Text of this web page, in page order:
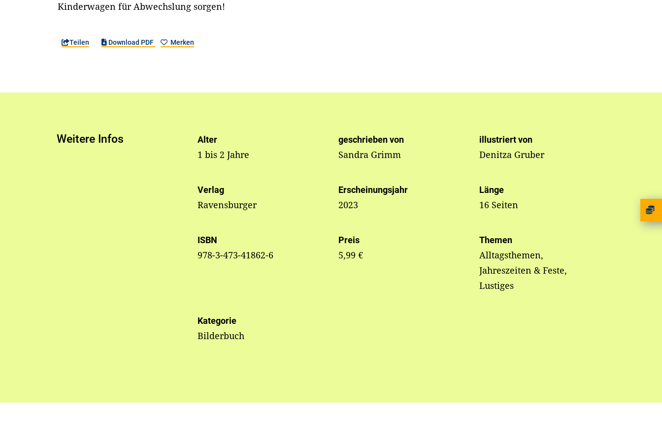
Kinderwagen für Abwechslung sorgen!
Teilen Download PDF Merken
Weitere Infos Alter
1 bis 2 Jahre
geschrieben von
Sandra Grimm
illustriert von
Denitza Gruber
Verlag
Ravensburger
Erscheinungsjahr
2023
Länge
16 Seiten
ISBN
978-3-473-41862-6
Preis
5,99 €
Themen
Alltagsthemen,
Jahreszeiten & Feste,
Lustiges
Kategorie
Bilderbuch